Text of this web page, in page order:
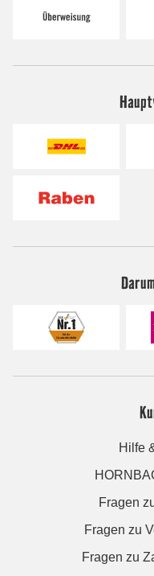
Hilfe
Fragen
Fragen zu
Fragen zu